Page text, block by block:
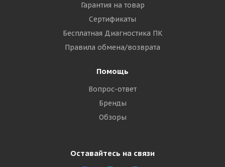
Гарантия на товар
Сертификаты
Бесплатная Диагностика ПК
Правила обмена/возврата
Помощь
Вопрос-ответ
Бренды
Обзоры
Оставайтесь на связи